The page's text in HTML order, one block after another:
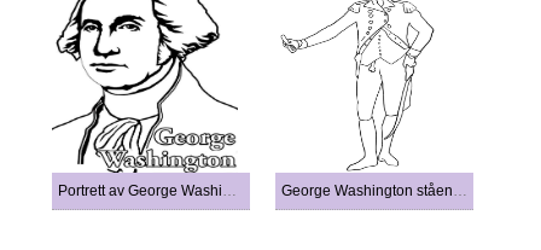
Portrett av George Washington George Washington stående